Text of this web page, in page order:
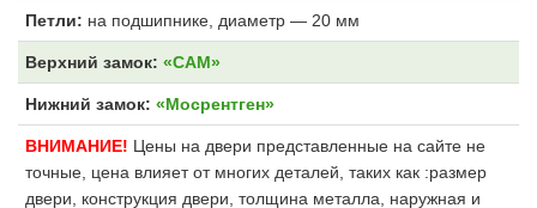
Петли: на подшипнике, диаметр — 20 мм
Верхний замок: «САМ»
Нижний замок: «Мосрентген»
ВНИМАНИЕ! Цены на двери представленные на сайте не
точные, цена влияет от многих деталей, таких как :размер
двери, конструкция двери, толщина металла, наружная и